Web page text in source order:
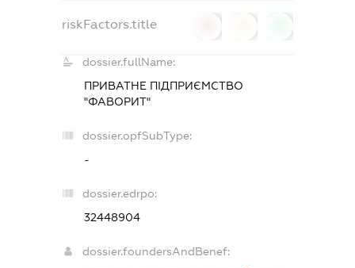
riskFactors.title
dossier.fullName:
ПРИВАТНЕ ПІДПРИЄМСТВО
"ФАВОРИТ"
dossier.opfSubType:
-
dossier.edrpo:
32448904
dossier.foundersAndBenef: